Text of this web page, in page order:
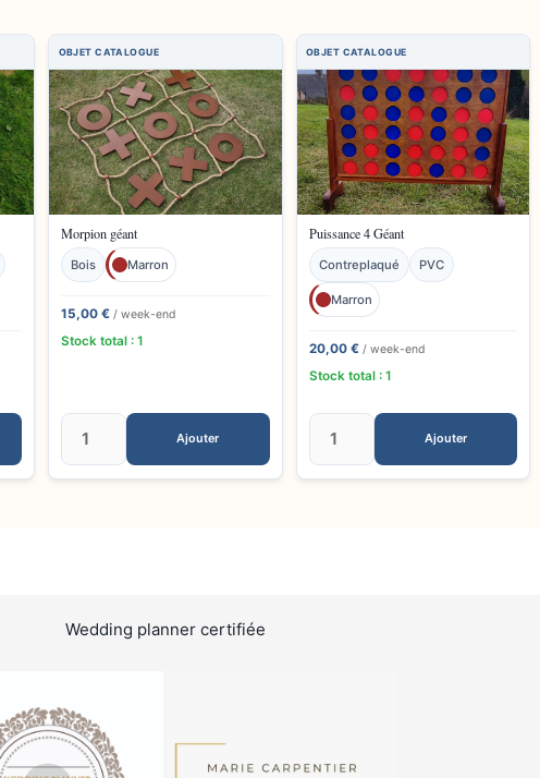
Morpion géant
Bois Marron
15,00 € / week-end
Stock total : 1
Ajouter
Puissance 4 Géant
Contreplaqué PVC
Marron
20,00 €/ week-end
Stock total : 1
Ajouter
Wedding planner certifiée